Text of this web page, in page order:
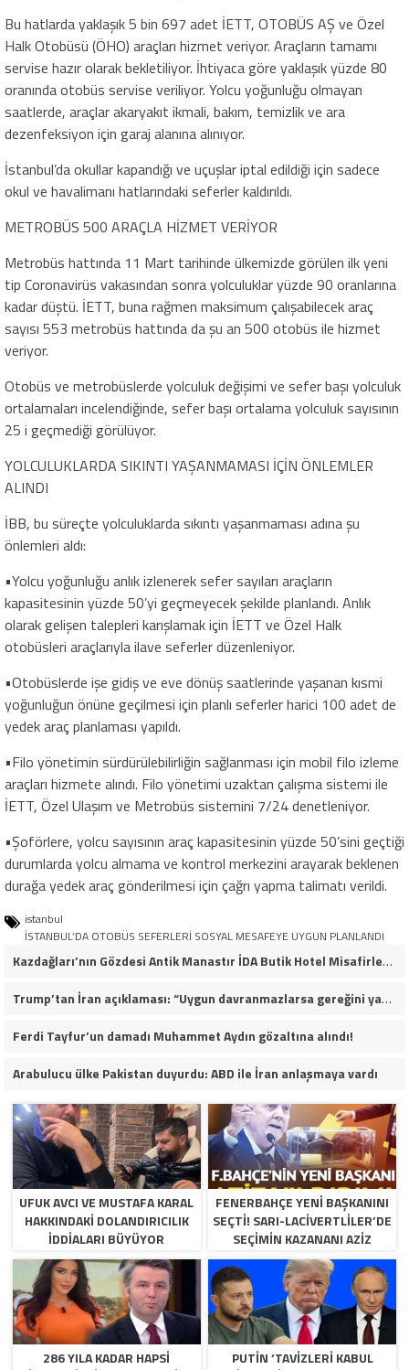
Bu hatlarda yaklaşık 5 bin 697 adet İETT, OTOBÜS AŞ ve Özel
Halk Otobüsü (ÖHO) araçları hizmet veriyor. Araçların tamamı
servise hazır olarak bekletiliyor. İhtiyaca göre yaklaşık yüzde 80
oranında otobüs servise veriliyor. Yolcu yoğunluğu olmayan
saatlerde, araçlar akaryakıt ikmali, bakım, temizlik ve ara
dezenfeksiyon için garaj alanına alınıyor.
İstanbul’da okullar kapandığı ve uçuşlar iptal edildiği için sadece
okul ve havalimanı hatlarındaki seferler kaldırıldı.
METROBÜS 500 ARAÇLA HİZMET VERİYOR
Metrobüs hattında 11 Mart tarihinde ülkemizde görülen ilk yeni
tip Coronavirüs vakasından sonra yolculuklar yüzde 90 oranlarına
kadar düştü. İETT, buna rağmen maksimum çalışabilecek araç
sayısı 553 metrobüs hattında da şu an 500 otobüs ile hizmet
veriyor.
Otobüs ve metrobüslerde yolculuk değişimi ve sefer başı yolculuk
ortalamaları incelendiğinde, sefer başı ortalama yolculuk sayısının
25 i geçmediği görülüyor.
YOLCULUKLARDA SIKINTI YAŞANMAMASI İÇİN ÖNLEMLER
ALINDI
İBB, bu süreçte yolculuklarda sıkıntı yaşanmaması adına şu
önlemleri aldı:
•Yolcu yoğunluğu anlık izlenerek sefer sayıları araçların
kapasitesinin yüzde 50’yi geçmeyecek şekilde planlandı. Anlık
olarak gelişen talepleri karışlamak için İETT ve Özel Halk
otobüsleri araçlarıyla ilave seferler düzenleniyor.
•Otobüslerde işe gidiş ve eve dönüş saatlerinde yaşanan kısmi
yoğunluğun önüne geçilmesi için planlı seferler harici 100 adet de
yedek araç planlaması yapıldı.
•Filo yönetimin sürdürülebilirliğin sağlanması için mobil filo izleme
araçları hizmete alındı. Filo yönetimi uzaktan çalışma sistemi ile
İETT, Özel Ulaşım ve Metrobüs sistemini 7/24 denetleniyor.
•Şoförlere, yolcu sayısının araç kapasitesinin yüzde 50’sini geçtiği
durumlarda yolcu almama ve kontrol merkezini arayarak beklenen
durağa yedek araç gönderilmesi için çağrı yapma talimatı verildi.
istanbul
İSTANBUL’DA OTOBÜS SEFERLERİ SOSYAL MESAFEYE UYGUN PLANLANDI
Kazdağları’nın Gözdesi Antik Manastır İDA Butik Hotel Misafirlerinden Tam Not Alıyor
Trump’tan İran açıklaması: “Uygun davranmazlarsa gereğini yaparım”
Ferdi Tayfur’un damadı Muhammet Aydın gözaltına alındı!
Arabulucu ülke Pakistan duyurdu: ABD ile İran anlaşmaya vardı
UFUK AVCI VE MUSTAFA KARAL
HAKKINDAKI DOLANDIRICILIK
İDDIALARI BÜYÜYOR
FENERBAHÇE YENI BAŞKANINI
SEÇTI! SARI-LACIVERTLILER’DE
SEÇIMIN KAZANANI AZIZ
YILDIRIM OLDU
286 YILA KADAR HAPSI
PUTIN ‘TAVIZLERI KABUL